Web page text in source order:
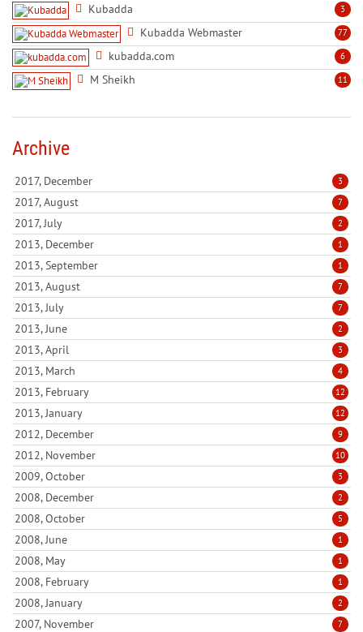
3
Kubadda
77
Kubadda Webmaster
6
kubadda.com
11
M Sheikh
Archive
2017, December 3
2017, August 7
2017, July 2
2013, December 1
2013, September 1
2013, August 7
2013, July 7
2013, June 2
2013, April 3
2013, March 4
2013, February 12
2013, January 12
2012, December 9
2012, November 10
2009, October 3
2008, December 2
2008, October 5
2008, June 1
2008, May 1
2008, February 1
2008, January 2
2007, November 7